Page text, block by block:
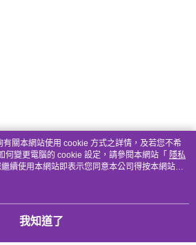
關本網站使用 cookie 方式之詳情，及若您不希
何變更電腦的 cookie 設定，請參閱本網站「 隱私
續使用本網站即表示您同意本公司得按本網站使
。
我知道了